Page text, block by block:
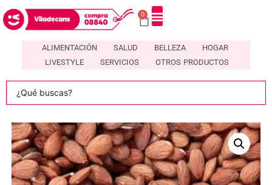
0
ALIMENTACIÓN SALUD BELLEZA
HOGAR
LIVESTYLE
SERVICIOS OTROS PRODUCTOS